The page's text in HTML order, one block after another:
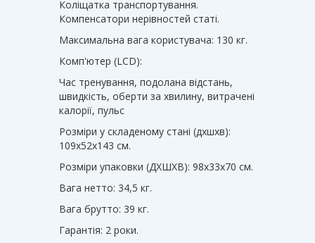
Коліщатка транспортування.
Компенсатори нерівностей статі.
Максимальна вага користувача: 130 кг.
Комп'ютер (LCD):
Час тренування, подолана відстань,
швидкість, оберти за хвилину, витрачені
калорії, пульс
Розміри у складеному стані (дхшхв):
109х52х143 см.
Розміри упаковки (ДХШХВ): 98х33х70 см.
Вага нетто: 34,5 кг.
Вага брутто: 39 кг.
Гарантія: 2 роки.